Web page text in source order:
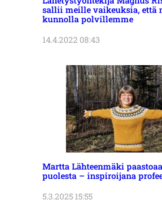
sallii meille vaikeuksia, että
kunnolla polvillemme
14.4.2022 08:43
Martta Lähteenmäki
puolesta – inspiroijana
5.3.2025 15:55